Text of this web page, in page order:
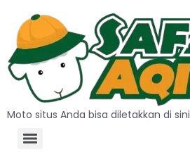
Moto situs Anda bisa diletakkan di sini